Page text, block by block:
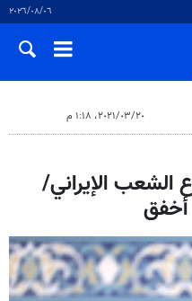
٠٦‏/٠٨‏/٢٠٢٦
٢٠‏/٠٣‏/٢٠٢١، ١:١٨ م
الشعب الإيراني/